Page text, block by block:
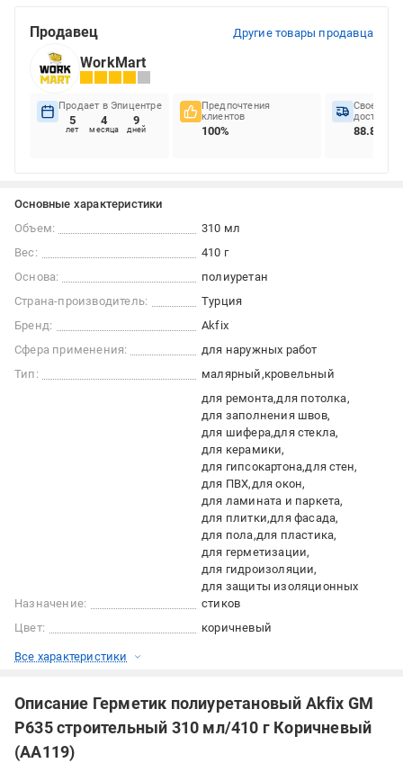
Продавец Другие товары продавца
WorkMart
Продает в Эпицентре
5
лет
4
месяца
9
дней
Предпочтения
клиентов
100%
доставок
88.8%
Основные характеристики
Объем:
310 мл
Вес:
410 г
Основа:
полиуретан
Страна-производитель:
Турция
Бренд:
Akfix
Сфера применения:
для наружных работ
Тип:
малярный кровельный
Назначение:
для ремонта для потолка
для заполнения швов
для шифера для стекла
для керамики
для гипсокартона для стен
для ПВХ для окон
для ламината и паркета
для плитки для фасада
для пола для пластика
для герметизации
для гидроизоляции
для защиты изоляционных
стиков
Цвет:
коричневый
Все характеристики
Описание Герметик полиуретановый Akfix GM
P635 строительный 310 мл/410 г Коричневый
(AA119)